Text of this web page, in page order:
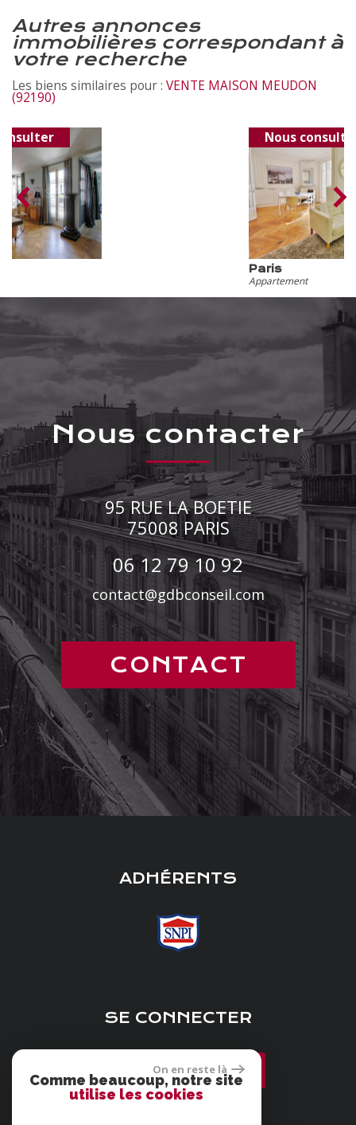
autres annonces
immobilières correspondant à
votre recherche
Les biens similaires pour : VENTE MAISON MEUDON
(92190)
nous contacter
95 RUE LA BOETIE
75008 PARIS
06 12 79 10 92
contact@gdbconseil.com
CONTACT
ADHÉRENTS
SE CONNECTER
Espace propriétaire
On en reste là
Comme beaucoup, notre site
utilise les cookies